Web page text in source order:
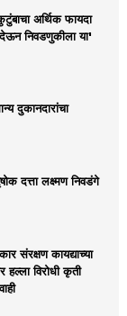
अर्थिक फायदा
निवडणुकीला या'
दुकानदारांचा
दत्ता लक्ष्मण निवडंगे
संरक्षण कायद्याच्या
विरोधी कृती